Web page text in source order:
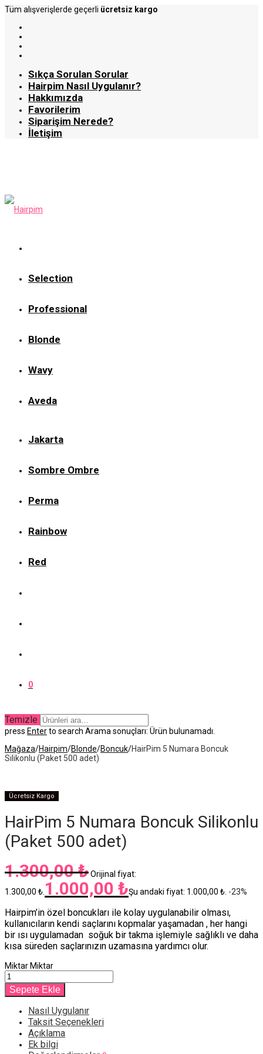
Tüm alışverişlerde geçerli ücretsiz kargo
Sıkça Sorulan Sorular
Hairpim Nasıl Uygulanır?
Hakkımızda
Favorilerim
Siparişim Nerede?
İletişim
Selection
Professional
Blonde
Wavy
Aveda
Jakarta
Sombre Ombre
Perma
Rainbow
Red
0
Temizle
press Enterto search Arama sonuçları: Ürün bulunamadı.
Mağaza/Hairpim/Blonde/Boncuk/HairPim 5 Numara Boncuk
Silikonlu (Paket 500 adet)
Ücretsiz Kargo
HairPim 5 Numara Boncuk Silikonlu
(Paket 500 adet)
1.300,00₺Orijinal fiyat:
1.300,00 ₺. 1.000,00 ₺Şu andaki fiyat: 1.000,00 ₺. -23%
Hairpim’in özel boncukları ile kolay uygulanabilir olması,
kullanıcıların kendi saçlarını kopmalar yaşamadan , her hangi
bir ısı uygulamadan soğuk bir takma işlemiyle sağlıklı ve daha
kısa süreden saçlarınızın uzamasına yardımcı olur.
MiktarMiktar
Sepete Ekle
Nasıl Uygulanır
Taksit Seçenekleri
Açıklama
Ek bilgi